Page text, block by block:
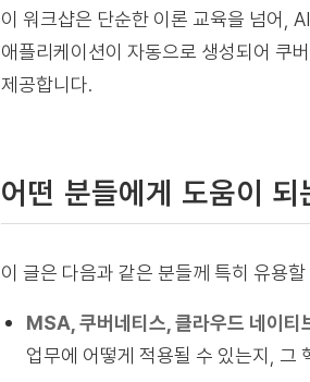
이 워크샵은 단순한 이론 교육을 넘어,
애플리케이션이 자동으로 생성되어 쿠
제공합니다.
어떤 분들에게 도움이 되
이 글은 다음과 같은 분들께 특히 유용
MSA, 쿠버네티스, 클라우드 네이티
업무에 어떻게 적용될 수 있는지, 그